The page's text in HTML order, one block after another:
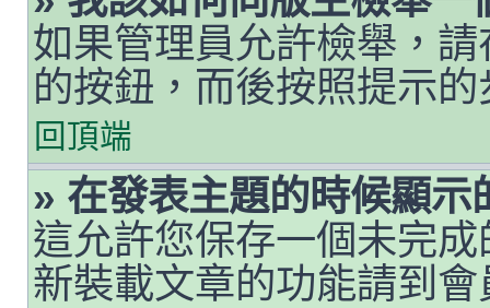
如果管理員允許檢舉，
的按鈕，而後按照提示
回頂端
» 在發表主題的時候顯
這允許您保存一個未完
新裝載文章的功能請到